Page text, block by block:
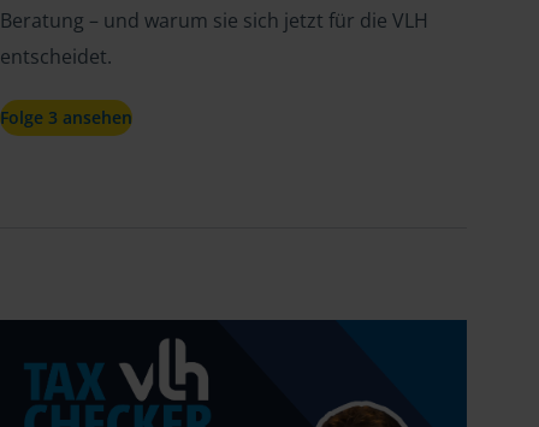
Beratung – und warum sie sich jetzt für die VLH
entscheidet.
Folge 3 ansehen